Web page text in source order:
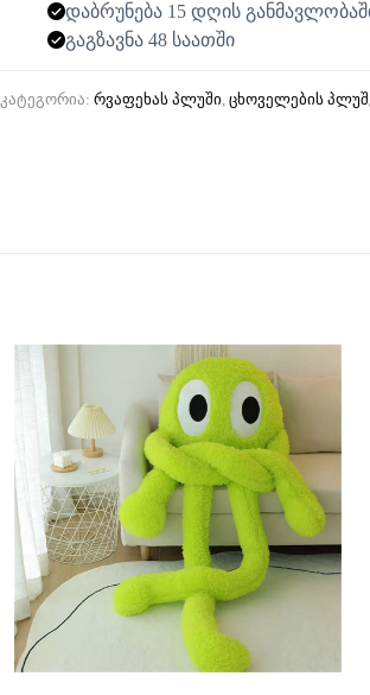
დაბრუნება 15 დღის
გაგზავნა 48 საათში
კატეგორია: რვაფეხას პლუში, ცხოველების